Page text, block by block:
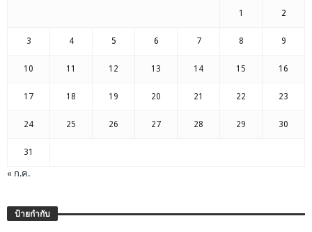
1 2
3 4 5 6 7 8 9
10 11 12 13 14 15 16
17 18 19 20 21 22 23
24 25 26 27 28 29 30
31
« ก.ค.
ป้ายกำกับ